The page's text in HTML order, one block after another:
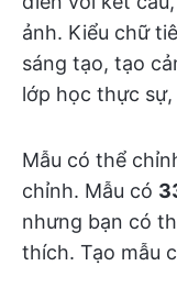
ảnh. Kiểu chữ
sáng tạo, tạo
lớp học thực
Mẫu có thể
chỉnh. Mẫu có
nhưng bạn có
thích. Tạo mẫu